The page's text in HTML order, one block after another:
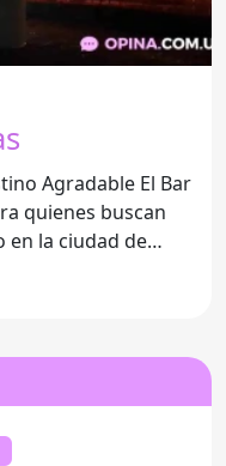
El Bar
quienes buscan
la ciudad de